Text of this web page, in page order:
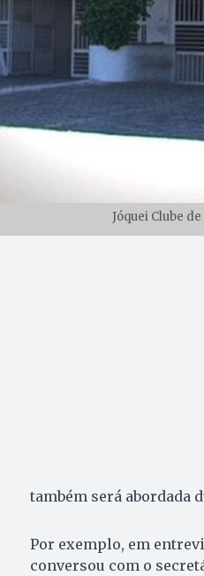
Jóquei Clube
também será abordada
Por exemplo, em
conversou com o